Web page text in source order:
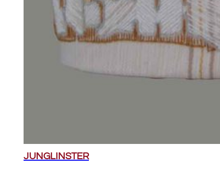
JUNGLINSTER